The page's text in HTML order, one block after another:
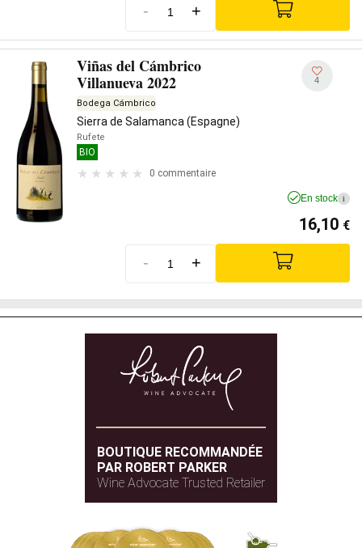
- +
Viñas del Cámbrico
Villanueva 2022
Bodega Cámbrico
Sierra de Salamanca (Espagne)
Rufete
BIO
0 commentaire
4
En stock i
16,10 €
- +
BOUTIQUE RECOMMANDÉE
PAR ROBERT PARKER
Wine Advocate Trusted Retailer